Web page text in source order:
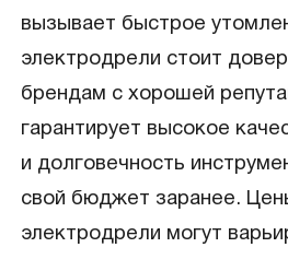
вызывает быстрое
электродрели стоит
брендам с хорошей
гарантирует высокое
и долговечность
свой бюджет заранее.
электродрели могут